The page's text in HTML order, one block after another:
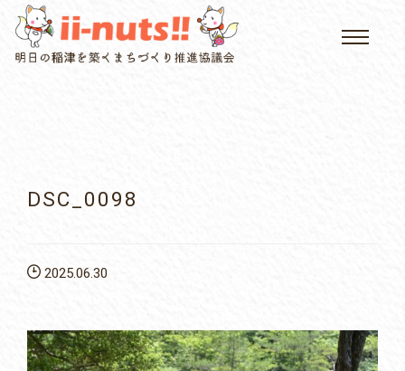
HOME
屏風山ご案内
DSC_0098
2025.06.30